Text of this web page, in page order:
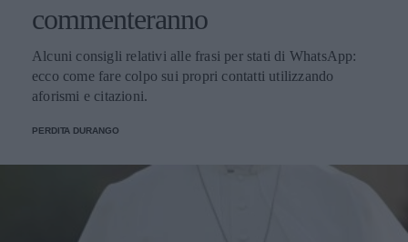
commenteranno
Alcuni consigli relativi alle frasi per stati di WhatsApp:
ecco come fare colpo sui propri contatti utilizzando
aforismi e citazioni.
PERDITA DURANGO